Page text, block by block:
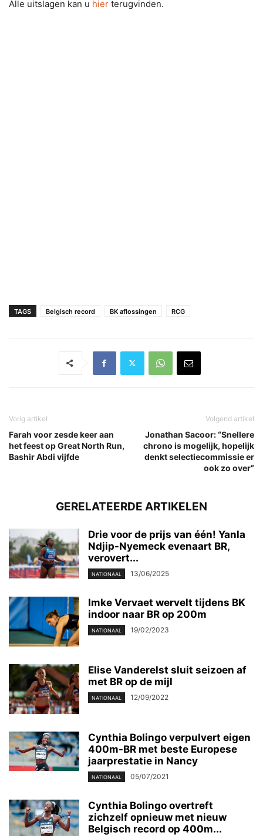
Alle uitslagen kan u hier terugvinden.
TAGS Belgisch record BK aflossingen RCG
Vorig artikel
Farah voor zesde keer aan
het feest op Great North Run,
Bashir Abdi vijfde
Volgend artikel
Jonathan Sacoor: “Snellere
chrono is mogelijk, hopelijk
denkt selectiecommissie er
ook zo over”
GERELATEERDE ARTIKELEN
Drie voor de prijs van één! Yanla
Ndjip-Nyemeck evenaart BR,
verovert...
NATIONAAL 13/06/2025
Imke Vervaet wervelt tijdens BK
indoor naar BR op 200m
NATIONAAL 19/02/2023
Elise Vanderelst sluit seizoen af
met BR op de mijl
NATIONAAL 12/09/2022
Cynthia Bolingo verpulvert eigen
400m-BR met beste Europese
jaarprestatie in Nancy
NATIONAAL 05/07/2021
Cynthia Bolingo overtreft
zichzelf opnieuw met nieuw
Belgisch record op 400m...